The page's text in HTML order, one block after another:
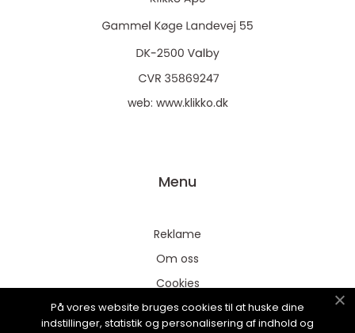
web: www.klikko.dk
Menu
Reklame
Om oss
Cookies
Kontakt Oss
På vores website bruges cookies til at huske dine
indstillinger, statistik og personalisering af indhold og